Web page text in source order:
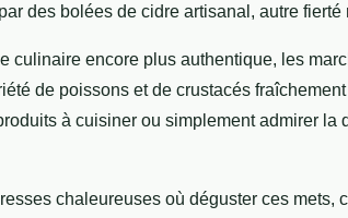
des bolées de cidre artisanal, autre fierté
culinaire encore plus authentique, les
de poissons et de crustacés
à cuisiner ou simplement admirer la
chaleureuses où déguster ces mets,